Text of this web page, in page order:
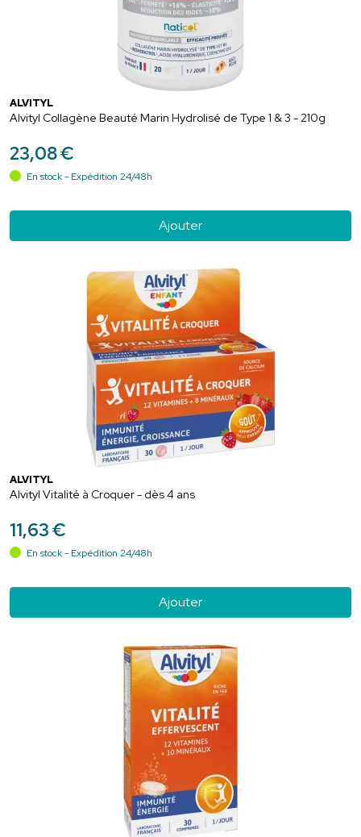
ALVITYL
Alvityl Collagène Beauté Marin Hydrolisé de Type 1 & 3 - 210g
23,08€
En stock - Expédition 24/48h
Ajouter
ALVITYL
Alvityl Vitalité à Croquer - dès 4 ans
11,63€
En stock - Expédition 24/48h
Ajouter